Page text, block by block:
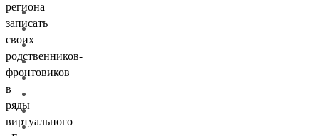
региона
записать
своих
родственников-
фронтовиков
в
ряды
виртуального